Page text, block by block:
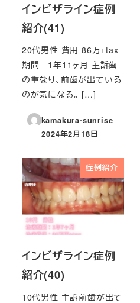
インビザライン症例
紹介(41)
20代男性 費用 86万+tax
期間 1年11ヶ月 主訴歯
の重なり、前歯が出ている
のが気になる。 […]
kamakura-sunrise
投稿日
2024年2月18日
症例紹介
インビザライン症例
紹介(40)
10代男性 主訴前歯が出て